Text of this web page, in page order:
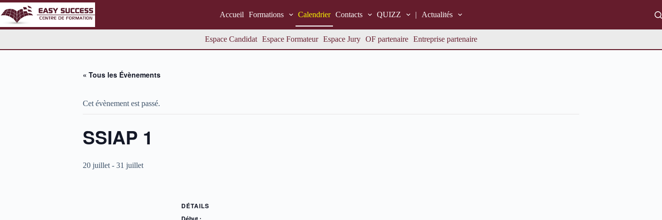
Passer
au
contenu
Accueil Formations Calendrier Contacts QUIZZ | Actualités
Espace Candidat Espace Formateur Espace Jury OF partenaire Entreprise partenaire
« Tous les Évènements
Cet évènement est passé.
SSIAP 1
20 juillet - 31 juillet
DÉTAILS